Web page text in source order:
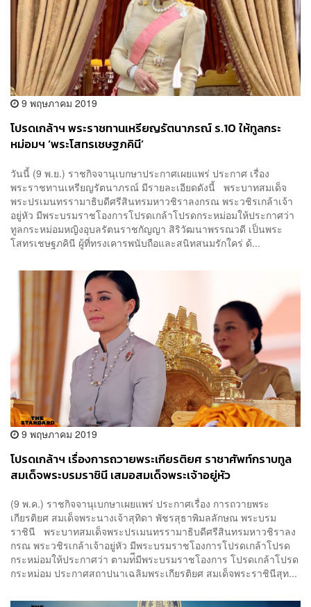
9 พฤษภาคม 2019
โปรดเกล้าฯ พระราชทานเหรียญรัตนาภรณ์ ร.10 ให้ทูลกระ
หม่อมฯ ‘พระโสทรเชษฐภคินี’
วันนี้ (9 พ.ย.) ราชกิจจานุเบกษาประกาศเผยแพร่ ประกาศ เรื่อง
พระราชทานเหรียญรัตนาภรณ์ มีรายละเอียดดังนี้ พระบาทสมเด็จ
พระปรเมนทรรามาธิบดีศรีสินทรมหาวชิราลงกรณ พระวชิรเกล้าเจ้า
อยู่หัว มีพระบรมราชโองการโปรดเกล้าโปรดกระหม่อมให้ประกาศว่า
ทูลกระหม่อมหญิงอุบลรัตนราชกัญญา สิริวัฒนาพรรณวดี เป็นพระ
โสทรเชษฐภคินี ผู้ที่ทรงเคารพนับถือและสนิทสนมรักใคร่ ด้...
9 พฤษภาคม 2019
โปรดเกล้าฯ เรื่องการถวายพระเกียรติยศ ราชาศัพท์กราบทูล
สมเด็จพระบรมราชินี เสมอสมเด็จพระเจ้าอยู่หัว
(9 พ.ค.) ราชกิจจานุเบกษาเผยแพร่ ประกาศเรื่อง การถวายพระ
เกียรติยศ สมเด็จพระนางเจ้าสุทิดา พัชรสุธาพิมลลักษณ พระบรม
ราชินี พระบาทสมเด็จพระปรเมนทรรามาธิบดีศรีสินทรมหาวชิราลง
กรณ พระวชิรเกล้าเจ้าอยู่หัว มีพระบรมราชโองการโปรดเกล้าโปรด
กระหม่อมให้ประกาศว่า ตามท่ีมีพระบรมราชโองการ โปรดเกล้าโปรด
กระหม่อม ประกาศสถาปนาเฉลิมพระเกียรติยศ สมเด็จพระราชินีสุท...